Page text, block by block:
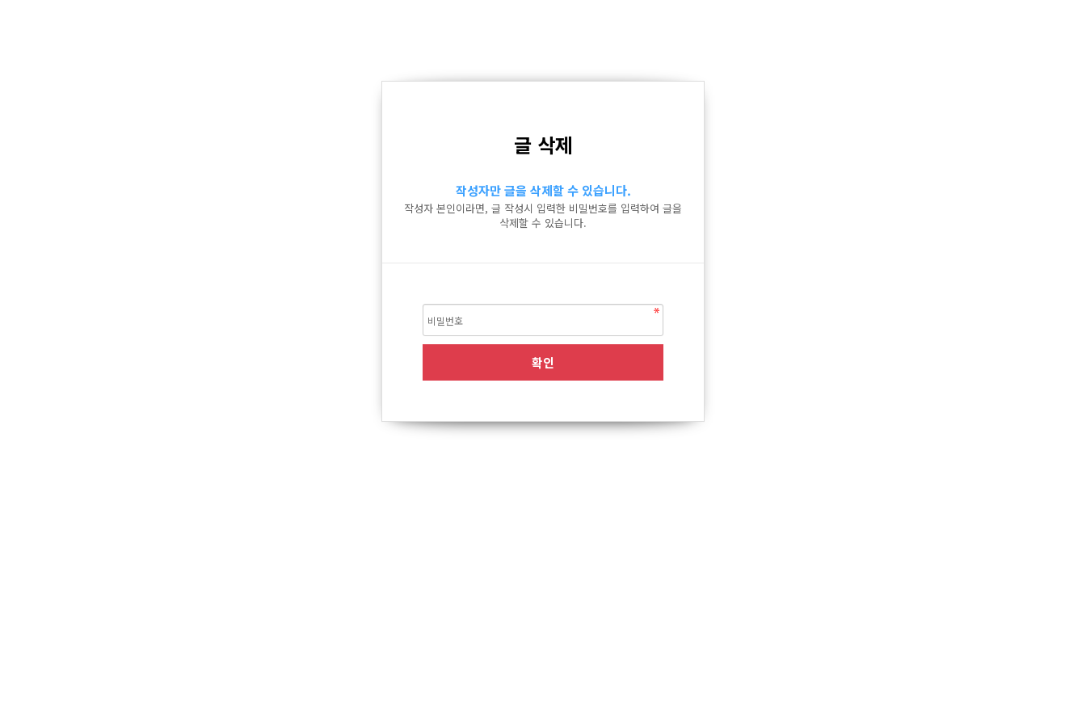
글 삭제
작성자만 글을 삭제할 수 있습니다.
작성자 본인이라면, 글 작성시 입력한 비밀번호를 입력하여 글을
삭제할 수 있습니다.